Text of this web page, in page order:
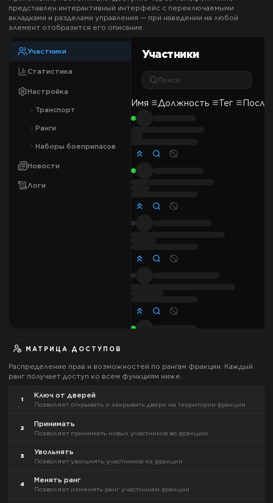
представлен интерактивный интерфейс с переключаемыми
вкладками и разделами управления — при наведении на любой
элемент отобразится его описание.
Участники
Статистика
Настройка
Транспорт
Ранги
Наборы боеприпасов
Новости
Логи
Участники
Поиск
Имя Должность Тег
МАТРИЦА ДОСТУПОВ
Распределение прав и возможностей по рангам фракции. Каждый
ранг получает доступ ко всем функциям ниже.
1 Ключ от дверей
Позволяет открывать и закрывать двери на территории фракции
2 Принимать
Позволяет принимать новых участников во фракцию
3 Увольнять
Позволяет увольнять участников из фракции
4 Менять ранг
Позволяет изменять ранг участникам фракции